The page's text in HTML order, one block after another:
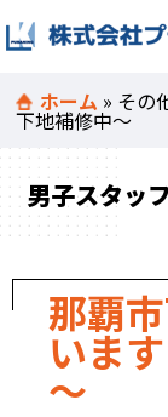
ホーム » その
下地補修中～
男子スタッ
那覇
いま
～